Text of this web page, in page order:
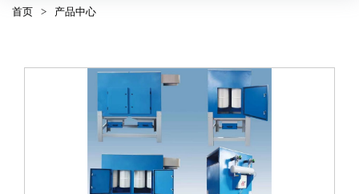
首页 > 产品中心